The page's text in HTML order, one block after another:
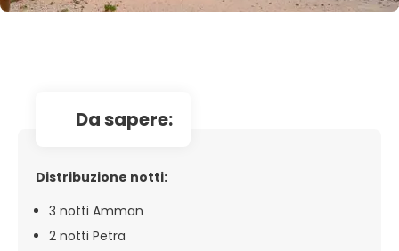
da sapere:
Distribuzione notti:
3 notti Amman
2 notti Petra